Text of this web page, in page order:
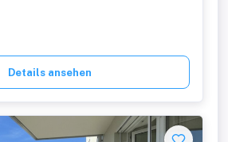
Details ansehen